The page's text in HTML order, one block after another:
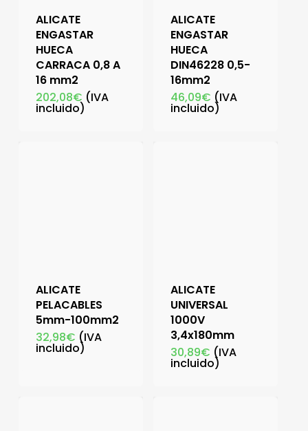
ALICATE
ENGASTAR
HUECA
CARRACA 0,8 A
16 mm2
202,08€ (IVA
incluido)
ALICATE
ENGASTAR
HUECA
DIN46228 0,5-
16mm2
46,09€ (IVA
incluido)
ALICATE
PELACABLES
5mm-100mm2
32,98€ (IVA
incluido)
ALICATE
UNIVERSAL
1000V
3,4x180mm
30,89€ (IVA
incluido)